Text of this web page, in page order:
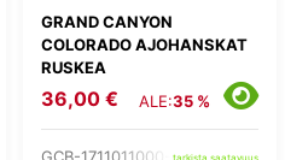
GRAND CANYON
COLORADO AJOHANSKAT
RUSKEA
36,00 € ALE:35 %